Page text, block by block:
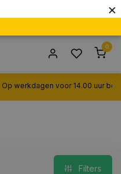
×
0
Op werkdagen voor 14.00 uur
Filters